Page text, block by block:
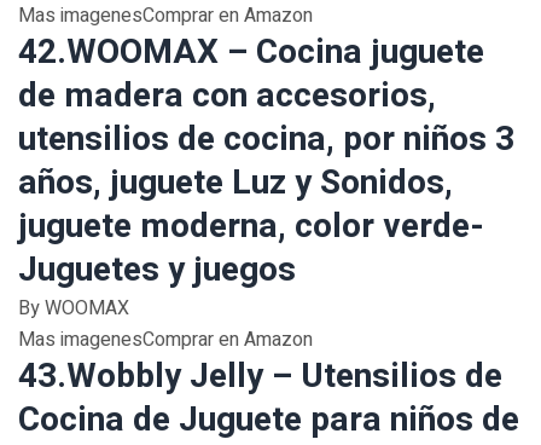
Mas imagenesComprar en Amazon
42.WOOMAX – Cocina juguete
de madera con accesorios,
utensilios de cocina, por niños 3
años, juguete Luz y Sonidos,
juguete moderna, color verde-
Juguetes y juegos
By WOOMAX
Mas imagenesComprar en Amazon
43.Wobbly Jelly – Utensilios de
Cocina de Juguete para niños de